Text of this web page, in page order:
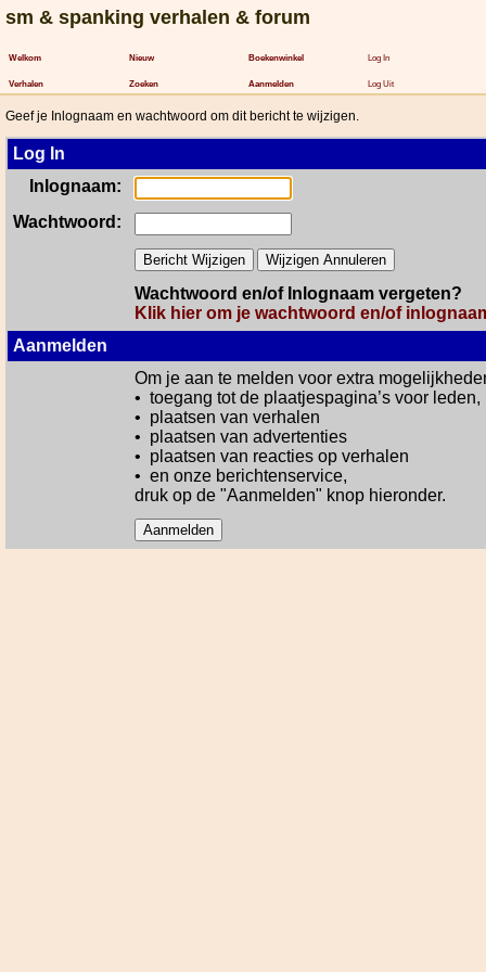
sm & spanking verhalen & forum
Welkom
Verhalen
Nieuw
Zoeken
Boekenwinkel
Aanmelden
Log In
Log Uit
Geef je Inlognaam en wachtwoord om dit bericht te wijzigen.
Log In
Inlognaam:
Wachtwoord:
Wachtwoord en/of Inlognaam vergeten?
Klik hier om je wachtwoord en/of
Aanmelden
Om je aan te melden voor extra
• toegang tot de plaatjespagina’s voor leden,
• plaatsen van verhalen
• plaatsen van advertenties
• plaatsen van reacties op verhalen
• en onze berichtenservice,
druk op de "Aanmelden" knop hieronder.